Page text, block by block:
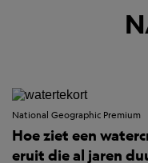
National Geographic Premium
Hoe ziet een
eruit die al jaren